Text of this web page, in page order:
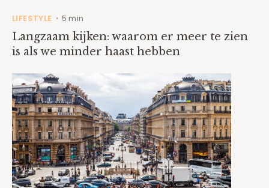
LIFESTYLE • 5 min
Langzaam kijken: waarom er meer te zien
is als we minder haast hebben